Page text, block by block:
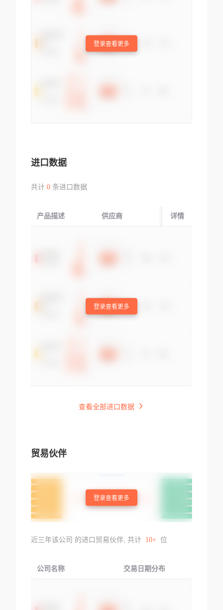
登录查看更多
进口数据
共计 0条进口数据
产品描述 供应商 起运国/地区
详情
登录查看更多
查看全部进口数据
贸易伙伴
登录查看更多
近三年该公司 的进口贸易伙伴, 共计 10+ 位
公司名称 交易日期分布